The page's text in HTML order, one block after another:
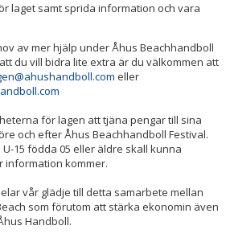
laget samt sprida information och vara
av mer hjälp under Åhus Beachhandboll
du vill bidra lite extra är du välkommen att
eller
för lagen att tjäna pengar till sina
och efter Åhus Beachhandboll Festival.
15 födda 05 eller äldre skall kunna
information kommer.
vår glädje till detta samarbete mellan
som förutom att stärka ekonomin även
Handboll.